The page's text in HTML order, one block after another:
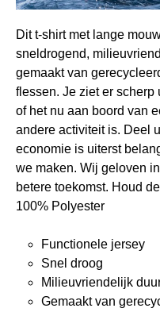
Dit t-shirt met lange
sneldrogend,
gemaakt van
flessen. Je ziet er scherp
of het nu aan boord van
andere activiteit is. Deel
economie is uiterst
we maken. Wij geloven
betere toekomst. Houd
100% Polyester
Functionele jersey
Snel droog
Milieuvriendelijk
Gemaakt van